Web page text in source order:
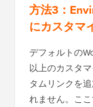
方法3：
にカスタマ
デフォルトの
以上のカスタ
タムリンクを
れません。ここ